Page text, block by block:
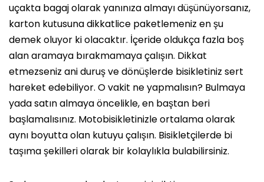
uçakta bagaj olarak yanınıza almayı düşünüyorsanız,
karton kutusuna dikkatlice paketlemeniz en şu
demek oluyor ki olacaktır. İçeride oldukça fazla boş
alan aramaya bırakmamaya çalışın. Dikkat
etmezseniz ani duruş ve dönüşlerde bisikletiniz sert
hareket edebiliyor. O vakit ne yapmalısın? Bulmaya
yada satın almaya öncelikle, en baştan beri
başlamalısınız. Motobisikletinizle ortalama olarak
aynı boyutta olan kutuyu çalışın. Bisikletçilerde bi
taşıma şekilleri olarak bir kolaylıkla bulabilirsiniz.